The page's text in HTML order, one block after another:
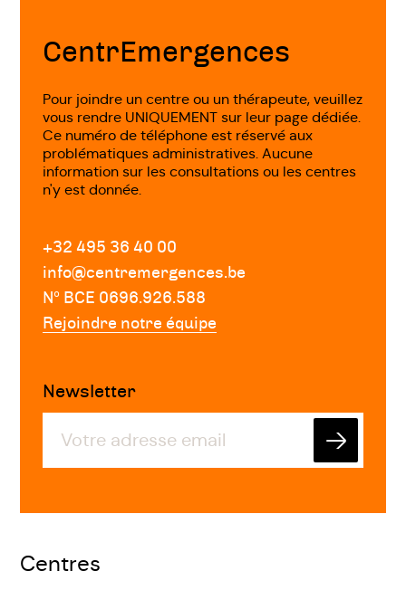
CentrEmergences
Pour joindre un centre ou un thérapeute, veuillez
vous rendre UNIQUEMENT sur leur page dédiée.
Ce numéro de téléphone est réservé aux
problématiques administratives. Aucune
information sur les consultations ou les centres
n'y est donnée.
+32 495 36 40 00
info@centremergences.be
Nº BCE 0696.926.588
Rejoindre notre équipe
Newsletter
Centres